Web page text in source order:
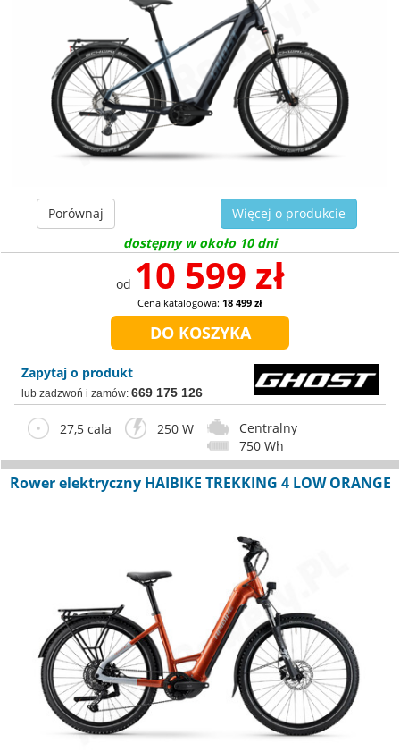
Porównaj
Więcej o produkcie
dostępny w około 10 dni
od 10 599 zł
Cena katalogowa: 18 499 zł
Zapytaj o produkt
lub zadzwoń i zamów: 669 175 126
27,5 cala 250 W
Centralny
750 Wh
Rower elektryczny HAIBIKE TREKKING 4 LOW ORANGE